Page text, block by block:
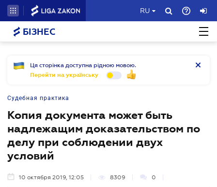
RU
БІЗНЕС
Ця сторінка доступна рідною мовою.
Перейти на українську
Судебная практика
Копия документа может быть
надлежащим доказательством по
делу при соблюдении двух
условий
10 октября 2019, 12:05 8309 0